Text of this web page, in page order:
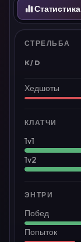
Статистика
СТРЕЛЬБА
K/D
Хедшоты
КЛАТЧИ
1v1
1v2
ЭНТРИ
Побед
Попыток